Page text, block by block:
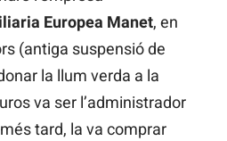
Europea Manet, en
(antiga suspensió de
la llum verda a la
va ser l’administrador
tard, la va comprar